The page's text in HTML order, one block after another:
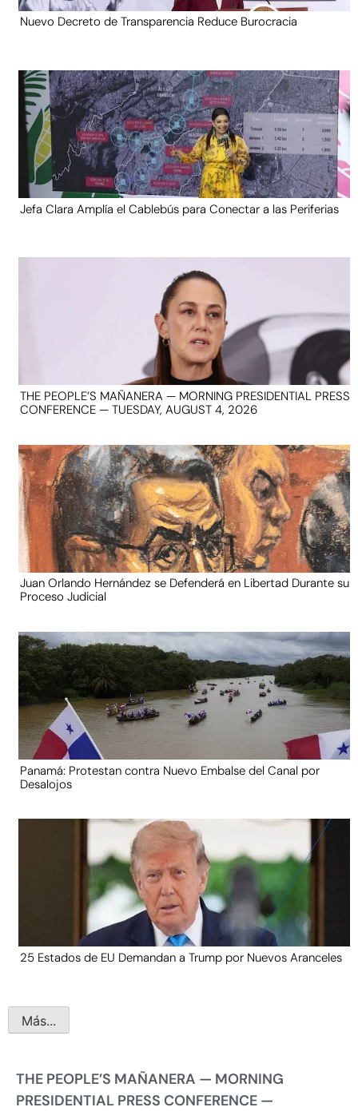
Nuevo Decreto de Transparencia Reduce Burocracia
Jefa Clara Amplía el Cablebús para Conectar a las Periferias
THE PEOPLE’S MAÑANERA — MORNING PRESIDENTIAL PRESS
CONFERENCE — TUESDAY, AUGUST 4, 2026
Juan Orlando Hernández se Defenderá en Libertad Durante su
Proceso Judicial
Panamá: Protestan contra Nuevo Embalse del Canal por
Desalojos
25 Estados de EU Demandan a Trump por Nuevos Aranceles
Más...
THE PEOPLE’S MAÑANERA — MORNING
PRESIDENTIAL PRESS CONFERENCE —